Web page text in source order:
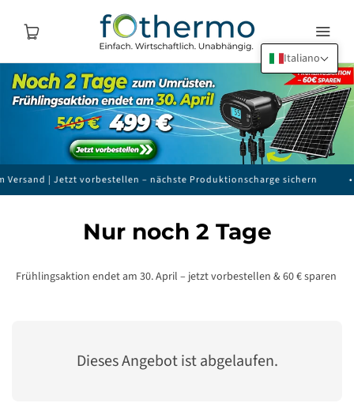
Italiano
| Jetzt vorbestellen – nächste Produktionscharge sichern
Nur noch 2 Tage
Frühlingsaktion endet am 30. April – jetzt vorbestellen & 60 € sparen
Dieses Angebot ist abgelaufen.